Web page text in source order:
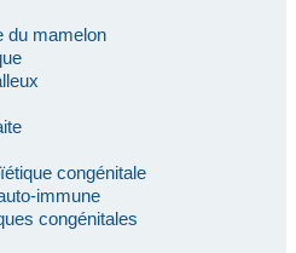
du mamelon
congénitale
immune
congénitales